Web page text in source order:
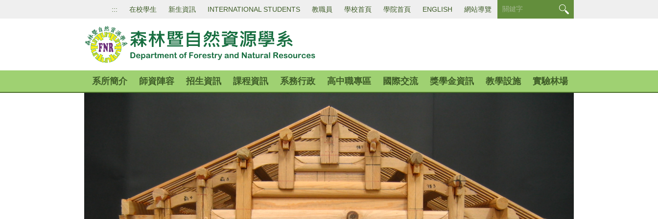
::: 在校學生 新生資訊 INTERNATIONAL STUDENTS 教職員 學校首頁 學院首頁 ENGLISH 網站導覽
系所簡介 師資陣容 招生資訊 課程資訊 系務行政 高中職專區 國際交流 獎學金資訊 教學設施 實驗林場